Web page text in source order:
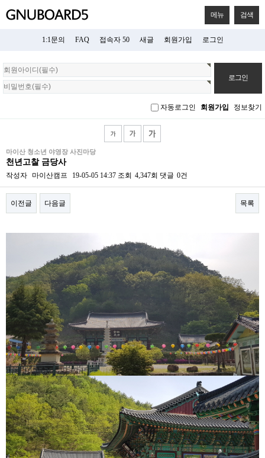
메뉴 검색
1:1문의 FAQ 접속자 50 새글 회원가입 로그인
회
원
로
자동로그인 회원가입 정보찾기
마이산 청소년 야영장 사진마당
천년고찰 금당사
작성자 마이산캠프 19-05-05 14:37 조회 4,347회 댓글 0건
이전글 다음글 목록
본문